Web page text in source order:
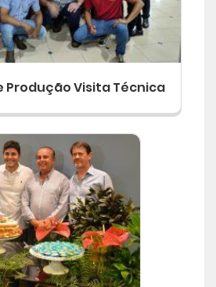
Produção Visita Técnica